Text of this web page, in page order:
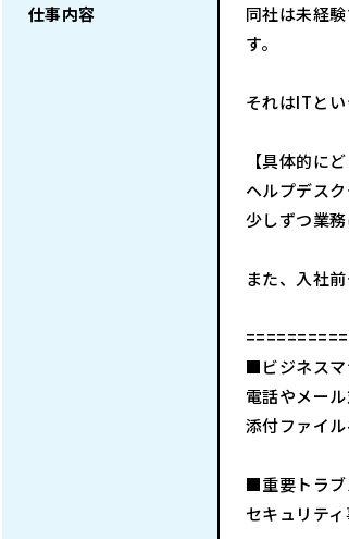
仕事内容
同社は未経
す。
それはITと
【具体的に
ヘルプデス
少しずつ業
また、入社
■ビジネスマ
電話やメー
添付ファイ
■重要トラブ
セキュリテ